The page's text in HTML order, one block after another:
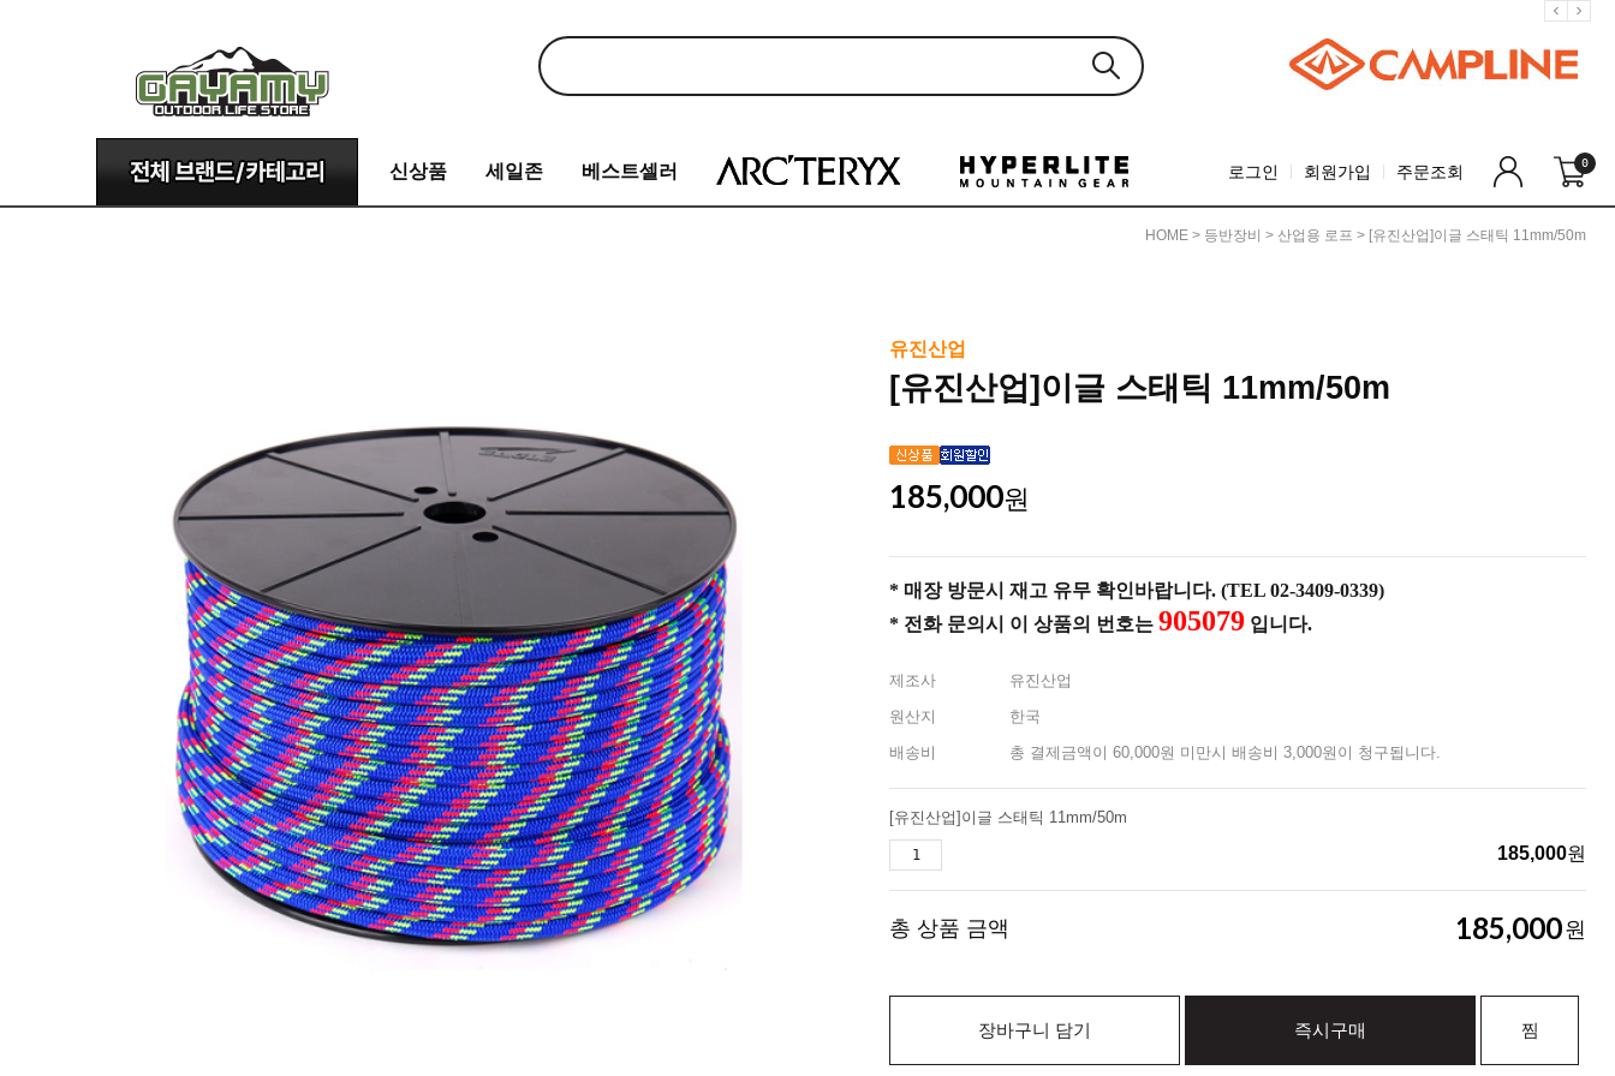
신상품 세일존 베스트셀러 로그인 회원가입 주문조회 0
HOME > 등반장비 > 산업용 로프 > [유진산업]이글 스태틱 11mm/50m
유진산업
[유진산업]이글 스태틱 11mm/50m
185,000원
* 매장 방문시 재고 유무 확인바랍니다. (TEL 02-3409-0339)
* 전화 문의시 이 상품의 번호는 905079 입니다.
제조사
유진산업
원산지
한국
배송비
총 결제금액이 60,000원 미만시 배송비 3,000원이 청구됩니다.
[유진산업]이글 스태틱 11mm/50m
185,000원
총 상품 금액 185,000원
장바구니 담기 즉시구매 찜